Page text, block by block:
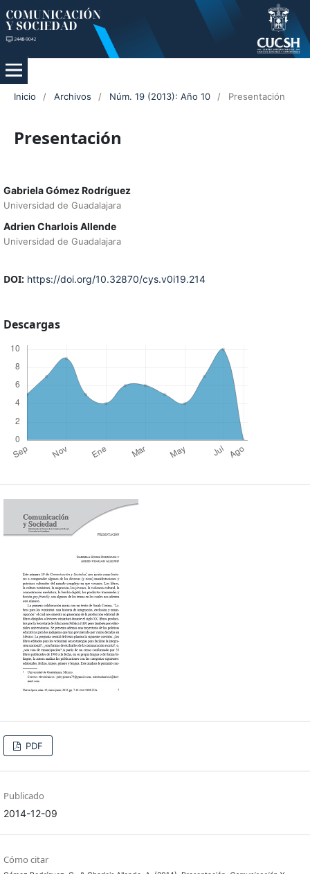
Inicio / Archivos / Núm. 19 (2013): Año 10 / Presentación
Presentación
Gabriela Gómez Rodríguez
Universidad de Guadalajara
Adrien Charlois Allende
Universidad de Guadalajara
DOI: https://doi.org/10.32870/cys.v0i19.214
Descargas
PDF
Publicado
2014-12-09
Cómo citar